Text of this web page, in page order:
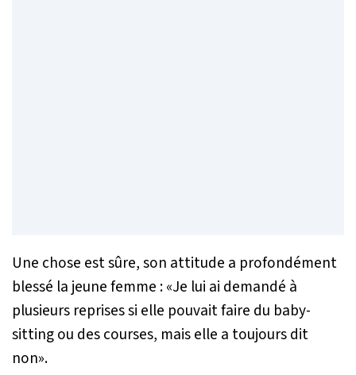
Une chose est sûre, son attitude a profondément
blessé la jeune femme : «Je lui ai demandé à
plusieurs reprises si elle pouvait faire du baby-
sitting ou des courses, mais elle a toujours dit
non».